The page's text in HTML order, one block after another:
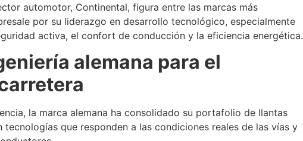
automotor, Continental, figura entre las marcas más
por su liderazgo en desarrollo tecnológico, especialmente
activa, el confort de conducción y la eficiencia energética.
alemana para el
la marca alemana ha consolidado su portafolio de llantas
tecnologías que responden a las condiciones reales de las vías y